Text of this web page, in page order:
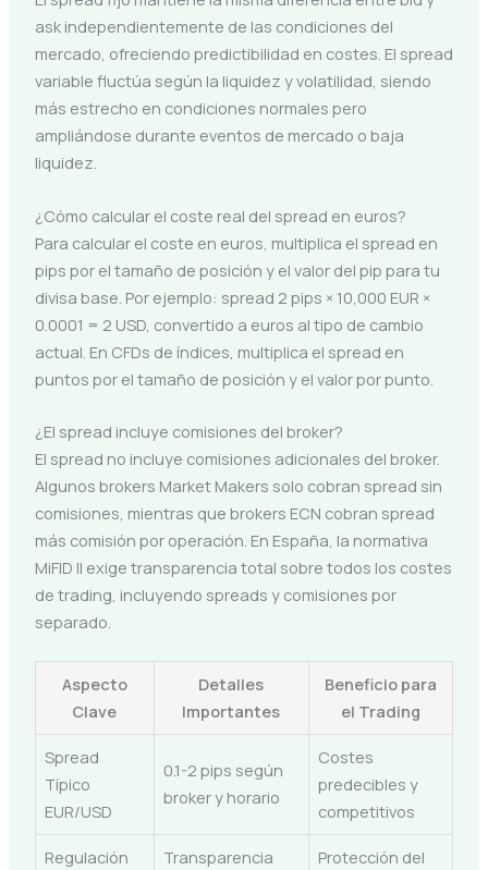
ask independientemente de las condiciones del
mercado, ofreciendo predictibilidad en costes. El spread
variable fluctúa según la liquidez y volatilidad, siendo
más estrecho en condiciones normales pero
ampliándose durante eventos de mercado o baja
liquidez.
¿Cómo calcular el coste real del spread en euros?
Para calcular el coste en euros, multiplica el spread en
pips por el tamaño de posición y el valor del pip para tu
divisa base. Por ejemplo: spread 2 pips × 10,000 EUR ×
0.0001 = 2 USD, convertido a euros al tipo de cambio
actual. En CFDs de índices, multiplica el spread en
puntos por el tamaño de posición y el valor por punto.
¿El spread incluye comisiones del broker?
El spread no incluye comisiones adicionales del broker.
Algunos brokers Market Makers solo cobran spread sin
comisiones, mientras que brokers ECN cobran spread
más comisión por operación. En España, la normativa
MiFID II exige transparencia total sobre todos los costes
de trading, incluyendo spreads y comisiones por
separado.
Aspecto
Clave
Detalles
Importantes
Beneficio para
el Trading
Spread
Típico
EUR/USD
0.1-2 pips según
broker y horario
Costes
predecibles y
competitivos
Regulación
Transparencia
Protección del